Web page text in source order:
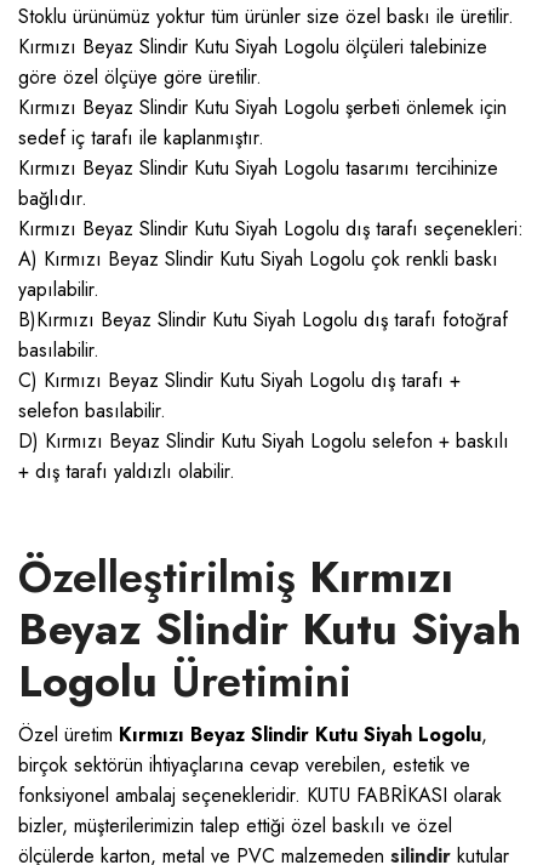
Stoklu ürünümüz yoktur tüm ürünler size özel baskı ile üretilir.
Kırmızı Beyaz Slindir Kutu Siyah Logolu ölçüleri talebinize
göre özel ölçüye göre üretilir.
Kırmızı Beyaz Slindir Kutu Siyah Logolu şerbeti önlemek için
sedef iç tarafı ile kaplanmıştır.
Kırmızı Beyaz Slindir Kutu Siyah Logolu tasarımı tercihinize
bağlıdır.
Kırmızı Beyaz Slindir Kutu Siyah Logolu dış tarafı seçenekleri:
A) Kırmızı Beyaz Slindir Kutu Siyah Logolu çok renkli baskı
yapılabilir.
B)Kırmızı Beyaz Slindir Kutu Siyah Logolu dış tarafı fotoğraf
basılabilir.
C) Kırmızı Beyaz Slindir Kutu Siyah Logolu dış tarafı +
selefon basılabilir.
D) Kırmızı Beyaz Slindir Kutu Siyah Logolu selefon + baskılı
+ dış tarafı yaldızlı olabilir.
Özelleştirilmiş Kırmızı
Beyaz Slindir Kutu Siyah
Logolu Üretimini
Özel üretim Kırmızı Beyaz Slindir Kutu Siyah Logolu,
birçok sektörün ihtiyaçlarına cevap verebilen, estetik ve
fonksiyonel ambalaj seçenekleridir. KUTU FABRİKASI olarak
bizler, müşterilerimizin talep ettiği özel baskılı ve özel
ölçülerde karton, metal ve PVC malzemeden silindir kutular